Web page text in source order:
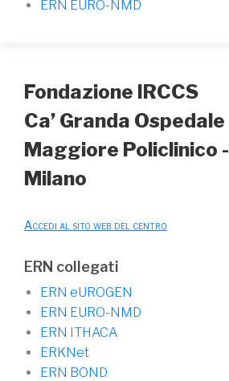
ERN EURO-NMD
Fondazione IRCCS
Ca’ Granda Ospedale
Maggiore Policlinico -
Milano
Accedi al sito web del centro
ERN collegati
ERN eUROGEN
ERN EURO-NMD
ERN ITHACA
ERKNet
ERN BOND